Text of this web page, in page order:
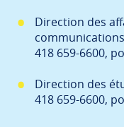
Direction des
communications
418 659-6600,
Direction des
418 659-6600,